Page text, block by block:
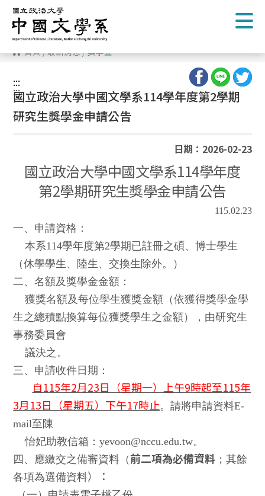
跳
到
主
要
內
容 首頁/最新消息/獎學金
:::
:::
國立政治大學中國文學系114學年度第2學期
研究生獎學金申請公告
日期：2026-02-23
國立政治大學中國文學系114學年度
第2學期研究生獎學金申請公告
115.02.23
一、申請資格：
本系114學年度第2學期已註冊之碩、博士學生
（休學學生、陸生、交換生除外。）
二、名額及獎學金金額：
獲獎名額及每位學生獲獎金額（依獲得獎學金學
生之總積點換算每位獲獎學生之金額），由研究生
事務委員會
議決之。
三、申請收件日期：
自115年2月23日（星期一）上午9時起至115年
3月13日（星期五）下午17時止。請將申請資料E-
mail至陳
怡妃助教信箱：yevoon@nccu.edu.tw。
四、應繳交之備審資料（前二項為必備資料 ；其餘
各項為選備資料）：